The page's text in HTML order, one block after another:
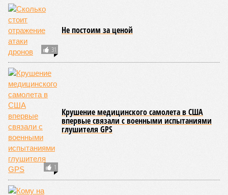
31
Не постоим за ценой
1
Крушение медицинского самолета в США
впервые связали с военными испытаниями
глушителя GPS